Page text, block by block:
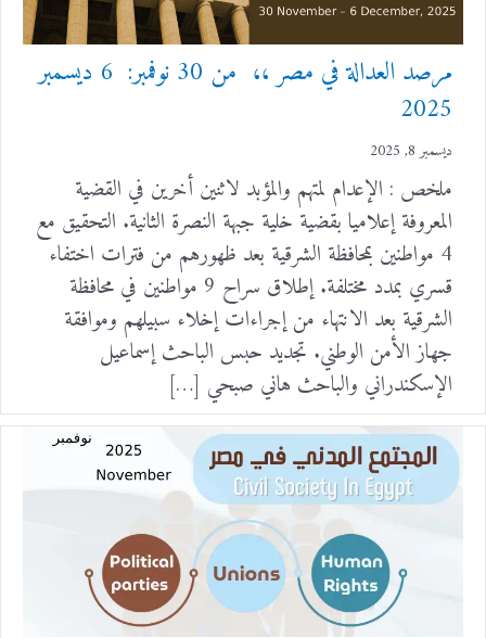
مرصد العدالة في مصر ،، من 30 نوفمبر: 6 ديسمبر
2025
ديسمبر 8, 2025
ملخص : الإعدام لمتهم والمؤبد لاثنين أخرين في القضية
المعروفة إعلاميا بقضية خلية جبهة النصرة الثانية. التحقيق مع
4 مواطنين بمحافظة الشرقية بعد ظهورهم من فترات اختفاء
قسري بمدد مختلفة. إطلاق سراح 9 مواطنين في محافظة
الشرقية بعد الانتهاء من إجراءات إخلاء سبيلهم وموافقة
جهاز الأمن الوطني. تجديد حبس الباحث إسماعيل
الإسكندراني والباحث هاني صبحي […]